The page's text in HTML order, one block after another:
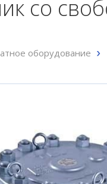
со
оборудование